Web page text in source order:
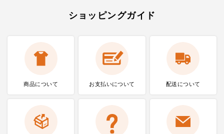
ショッピングガイド
商品について お支払いについて 配送について